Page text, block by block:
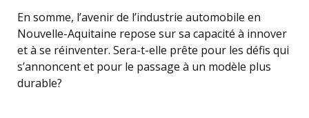
En somme, l’avenir de l’industrie automobile en
Nouvelle-Aquitaine repose sur sa capacité à innover
et à se réinventer. Sera-t-elle prête pour les défis qui
s’annoncent et pour le passage à un modèle plus
durable?